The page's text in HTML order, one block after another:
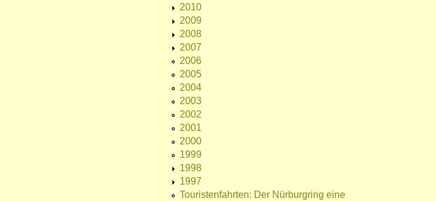
2010
2009
2008
2007
2006
2005
2004
2003
2002
2001
2000
1999
1998
1997
Touristenfahrten: Der Nürburgring eine